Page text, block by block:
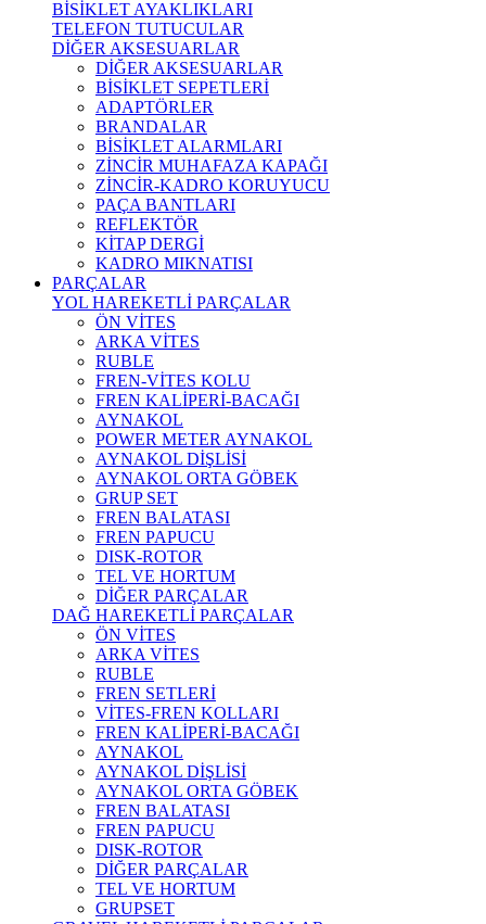
BİSİKLET AYAKLIKLARI
TELEFON TUTUCULAR
DİĞER AKSESUARLAR
DİĞER AKSESUARLAR
BİSİKLET SEPETLERİ
ADAPTÖRLER
BRANDALAR
BİSİKLET ALARMLARI
ZİNCİR MUHAFAZA KAPAĞI
ZİNCİR-KADRO KORUYUCU
PAÇA BANTLARI
REFLEKTÖR
KİTAP DERGİ
KADRO MIKNATISI
PARÇALAR
YOL HAREKETLİ PARÇALAR
ÖN VİTES
ARKA VİTES
RUBLE
FREN-VİTES KOLU
FREN KALİPERİ-BACAĞI
AYNAKOL
POWER METER AYNAKOL
AYNAKOL DİŞLİSİ
AYNAKOL ORTA GÖBEK
GRUP SET
FREN BALATASI
FREN PAPUCU
DISK-ROTOR
TEL VE HORTUM
DİĞER PARÇALAR
DAĞ HAREKETLİ PARÇALAR
ÖN VİTES
ARKA VİTES
RUBLE
FREN SETLERİ
VİTES-FREN KOLLARI
FREN KALİPERİ-BACAĞI
AYNAKOL
AYNAKOL DİŞLİSİ
AYNAKOL ORTA GÖBEK
FREN BALATASI
FREN PAPUCU
DISK-ROTOR
DİĞER PARÇALAR
TEL VE HORTUM
GRUPSET